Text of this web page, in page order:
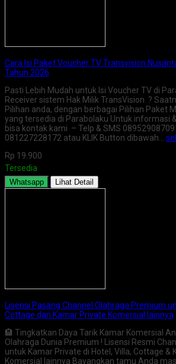
Cara Isi Paket Voucher TV Transvision
Tahun 2026
Pasti Lebih Mudah untuk Isi Voucher TV di
Receiver sistem Hak Milik TransVision ?
Pilihan anda, dengan berbagai Pilihan Paket
yang tersedia di Parabolaku Untuk informasi
bisa kontak kami – Telp & SMS
081227228172 atau KLIK Button dibawah…
Rp 19.900
Tersedia
Whatsapp Lihat Detail
Lisensi Pasang Channel Olahraga Premium
Cottage dan Kamar Private Komersial lainnya
🏨 Tingkatkan Daya Tarik Kamar Komersial
Olahraga Dunia Premium ! Lisensi Resmi
untuk Kamar Private di Hotel, Villa, Cottage &
Komersial lainnya Bayangkan tamu Anda